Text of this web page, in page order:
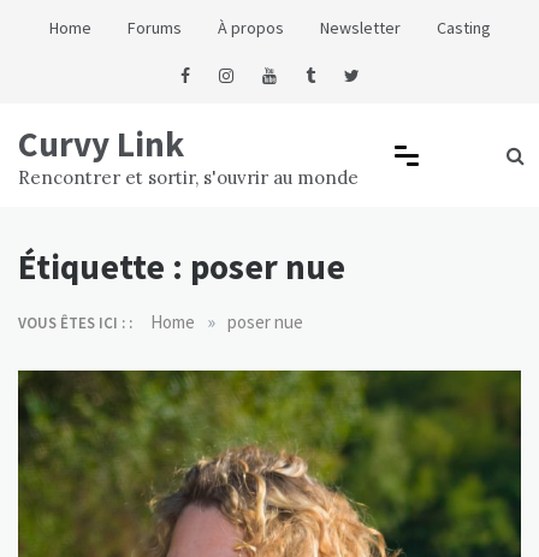
Home Forums À propos Newsletter Casting
Curvy Link
Rencontrer et sortir, s'ouvrir au monde
Étiquette : poser nue
VOUS ÊTES ICI : : Home » poser nue